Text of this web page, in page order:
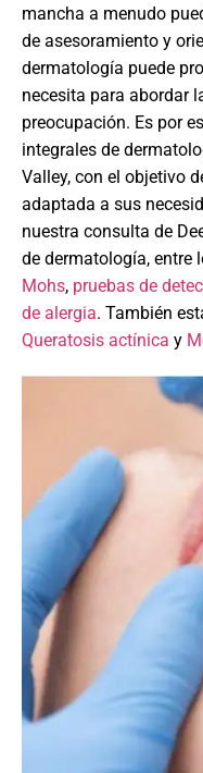
mancha a menudo
de asesoramiento y
dermatología puede
necesita para abordar
preocupación. Es por
integrales de
Valley, con el objetivo
adaptada a sus
nuestra consulta de
de dermatología, entre
Mohs, pruebas de
de alergia. También
Queratosis actínica y